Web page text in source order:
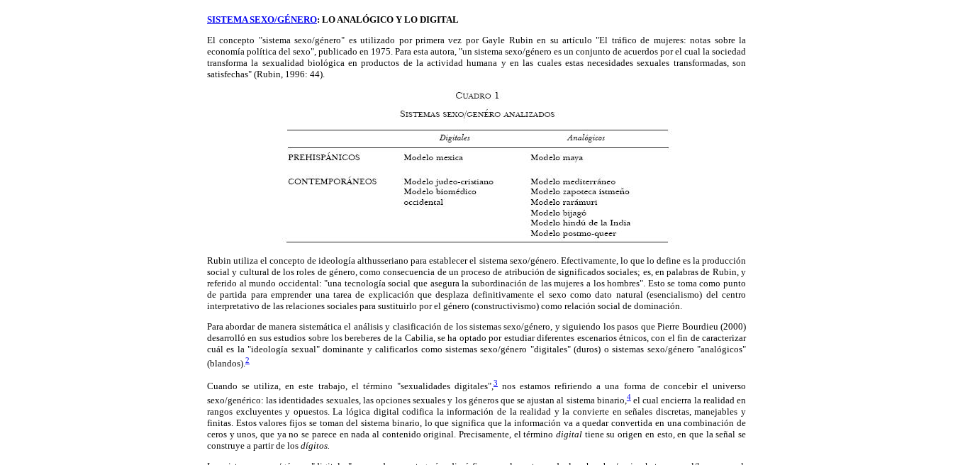
SISTEMA SEXO/GÉNERO: LO ANALÓGICO Y LO DIGITAL
El concepto "sistema sexo/género" es utilizado por primera vez por Gayle Rubin en su artículo "El tráfico de mujeres: notas sobre la
economía política del sexo", publicado en 1975. Para esta autora, "un sistema sexo/género es un conjunto de acuerdos por el cual la sociedad
transforma la sexualidad biológica en productos de la actividad humana y en las cuales estas necesidades sexuales transformadas, son
satisfechas" (Rubin, 1996: 44).
Rubin utiliza el concepto de ideología althusseriano para establecer el sistema sexo/género. Efectivamente, lo que lo define es la producción
social y cultural de los roles de género, como consecuencia de un proceso de atribución de significados sociales; es, en palabras de Rubin, y
referido al mundo occidental: "una tecnología social que asegura la subordinación de las mujeres a los hombres". Esto se toma como punto
de partida para emprender una tarea de explicación que desplaza definitivamente el sexo como dato natural (esencialismo) del centro
interpretativo de las relaciones sociales para sustituirlo por el género (constructivismo) como relación social de dominación.
Para abordar de manera sistemática el análisis y clasificación de los sistemas sexo/género, y siguiendo los pasos que Pierre Bourdieu (2000)
desarrolló en sus estudios sobre los bereberes de la Cabilia, se ha optado por estudiar diferentes escenarios étnicos, con el fin de caracterizar
cuál es la "ideología sexual" dominante y calificarlos como sistemas sexo/género "digitales" (duros) o sistemas sexo/género "analógicos"
(blandos). 2
Cuando se utiliza, en este trabajo, el término "sexualidades digitales",3 nos estamos refiriendo a una forma de concebir el universo
sexo/genérico: las identidades sexuales, las opciones sexuales y los géneros que se ajustan al sistema binario,4el cual encierra la realidad en
rangos excluyentes y opuestos. La lógica digital codifica la información de la realidad y la convierte en señales discretas, manejables y
finitas. Estos valores fijos se toman del sistema binario, lo que significa que la información va a quedar convertida en una combinación de
ceros y unos, que ya no se parece en nada al contenido original. Precisamente, el términodigital tiene su origen en esto, en que la señal se
construye a partir de los dígitos.